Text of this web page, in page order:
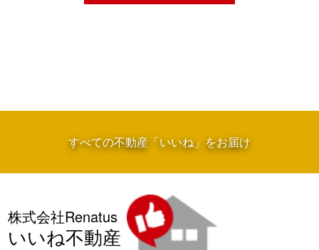
すべての不動産「いいね」をお届け
株式会社Renatus
いいね不動産